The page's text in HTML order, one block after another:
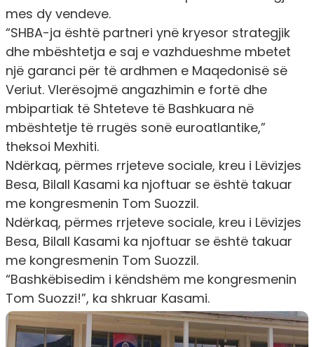
mes dy vendeve.
“SHBA-ja është partneri ynë kryesor strategjik
dhe mbështetja e saj e vazhdueshme mbetet
një garanci për të ardhmen e Maqedonisë së
Veriut. Vlerësojmë angazhimin e fortë dhe
mbipartiak të Shteteve të Bashkuara në
mbështetje të rrugës sonë euroatlantike,”
theksoi Mexhiti.
Ndërkaq, përmes rrjeteve sociale, kreu i Lëvizjes
Besa, Bilall Kasami ka njoftuar se është takuar
me kongresmenin Tom Suozzil.
Ndërkaq, përmes rrjeteve sociale, kreu i Lëvizjes
Besa, Bilall Kasami ka njoftuar se është takuar
me kongresmenin Tom Suozzil.
“Bashkëbisedim i këndshëm me kongresmenin
Tom Suozzi!”, ka shkruar Kasami.